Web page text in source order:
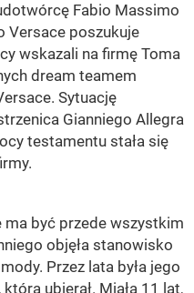
Fabio Massimo
Versace poszukuje
wskazali na firmę Toma
dream teamem
Sytuację
Gianniego Allegra
testamentu stała się
ma być przede wszystkim
objęła stanowisko
Przez lata była jego
ubierał. Miała 11 lat,